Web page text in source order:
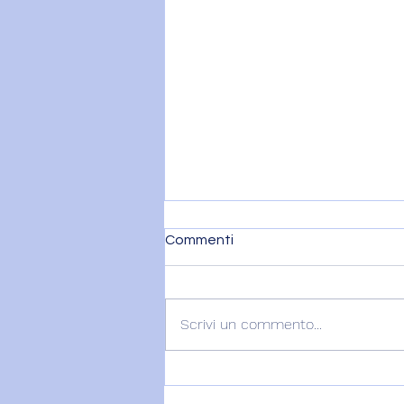
Commenti
Scrivi un commento...